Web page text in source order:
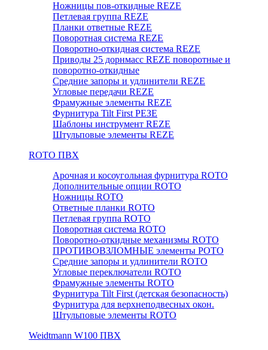
Ножницы пов-откидные REZE
Петлевая группа REZE
Планки ответные REZE
Поворотная система REZE
Поворотно-откидная система REZE
Приводы 25 дорнмасс REZE поворотные и
поворотно-откидные
Средние запоры и удлинители REZE
Угловые передачи REZE
Фрамужные элементы REZE
Фурнитура Tilt First РЕЗЕ
Шаблоны инструмент REZE
Штульповые элементы REZE
RОTO ПВХ
Арочная и косоугольная фурнитура ROTO
Дополнительные опции ROTO
Ножницы ROTO
Ответные планки ROTO
Петлевая группа ROTO
Поворотная система ROTO
Поворотно-откидные механизмы ROTO
ПРОТИВОВЗЛОМНЫЕ элементы РОТО
Средние запоры и удлинители ROTO
Угловые переключатели ROTO
Фрамужные элементы ROTO
Фурнитура Tilt First (детская безопасность)
Фурнитура для верхнеподвесных окон.
Штульповые элементы ROTO
Weidtmann W100 ПВХ